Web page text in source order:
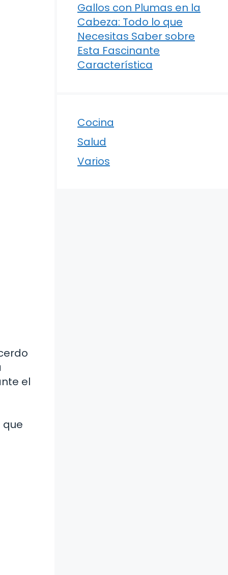
el
Gallos con Plumas en la
Cabeza: Todo lo que
Necesitas Saber sobre
Esta Fascinante
Característica
Cocina
Salud
Varios